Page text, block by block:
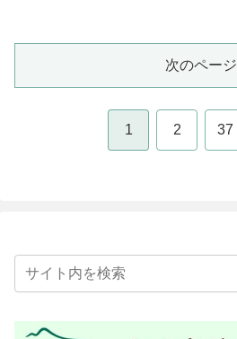
次のページ
1 2 37